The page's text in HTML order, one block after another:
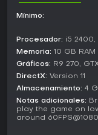
trabajo en equipo
duran sin la
54 jugadores en
a gran escala.
sistemas para
Mínimo:
Procesador: i5 2400,
Memoria: 10 GB RAM
Gráficos: R9 270,
DirectX: Version 11
Almacenamiento: 4
Notas adicionales:
play the game on
around